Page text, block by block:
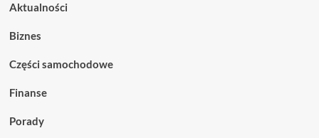
Aktualności
Biznes
Części samochodowe
Finanse
Porady